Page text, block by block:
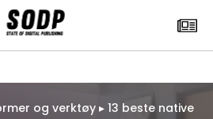
og verktøy▸ 13 beste native